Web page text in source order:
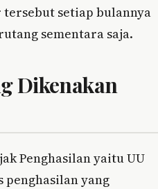
setiap bulannya
sementara saja.
Dikenakan
Penghasilan yaitu UU
penghasilan yang